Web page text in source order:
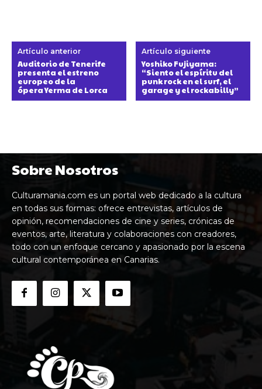
Artículo anterior
Auditorio de Tenerife
presenta el estreno
europeo de la
ópera Yerma de Lorca
Artículo siguiente
Yoshiko Fujiyama:
“Siento el espíritu del
punk rock en el surf, el
garage y el rockabilly”
Sobre Nosotros
Culturamania.com es un portal web dedicado a la cultura
en todas sus formas: ofrece entrevistas, artículos de
opinión, recomendaciones de cine y series, crónicas de
eventos, arte, literatura y colaboraciones con creadores,
todo con un enfoque cercano y apasionado por la escena
cultural contemporánea en Canarias.